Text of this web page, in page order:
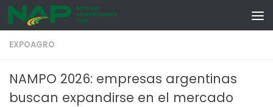
Skip to content
EXPOAGRO
NAMPO 2026: empresas argentinas
buscan expandirse en el mercado